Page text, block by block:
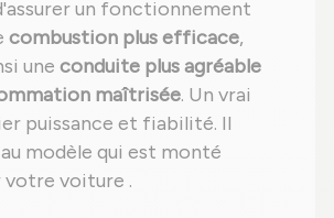
un fonctionnement
combustion plus efficace,
une conduite plus agréable
maîtrisée. Un vrai
puissance et fiabilité. Il
modèle qui est monté
votre voiture .